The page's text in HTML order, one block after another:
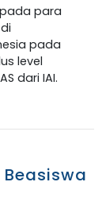
para
pada
level
dari IAI.